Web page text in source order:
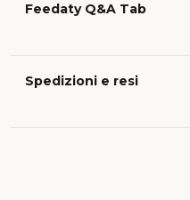
Feedaty Q&A Tab
Spedizioni e resi